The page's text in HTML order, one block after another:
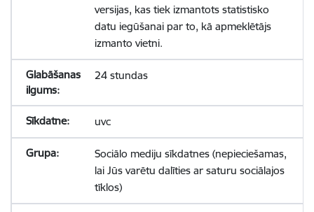
versijas, kas tiek izmantots statistisko
datu iegūšanai par to, kā apmeklētājs
izmanto vietni.
24 stundas
uvc
Sociālo mediju sīkdatnes (nepieciešamas,
lai Jūs varētu dalīties ar saturu sociālajos
tīklos)